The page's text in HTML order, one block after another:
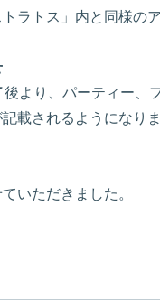
ラトス」内と同様の
より、パーティー、
載されるようになりま
いただきました。